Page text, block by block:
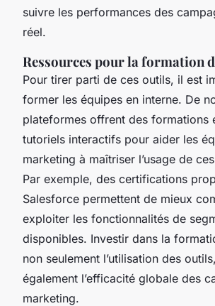
suivre les performances des
réel.
Ressources pour la formation
Pour tirer parti de ces outils, il est
former les équipes en interne. De
plateformes offrent des formations
tutoriels interactifs pour aider les
marketing à maîtriser l’usage de
Par exemple, des certifications
Salesforce permettent de mieux
exploiter les fonctionnalités de
disponibles. Investir dans la
non seulement l’utilisation des
également l’efficacité globale des
marketing.